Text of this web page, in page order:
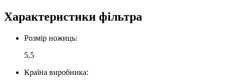
Характеристики фільтра
Розмір ножиць:
5,5
Країна виробника: